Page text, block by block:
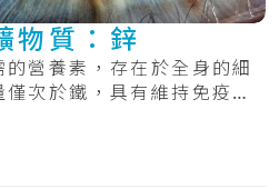
物質：鋅
營養素，存在於全身的細
次於鐵，具有維持免疫系